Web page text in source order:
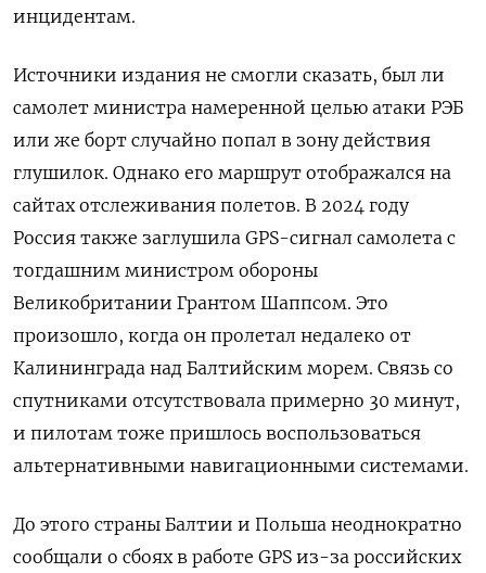
инцидентам.
Источники издания не смогли сказать, был ли
самолет министра намеренной целью атаки РЭБ
или же борт случайно попал в зону действия
глушилок. Однако его маршрут отображался на
сайтах отслеживания полетов. В 2024 году
Россия также заглушила GPS-сигнал самолета с
тогдашним министром обороны
Великобритании Грантом Шаппсом. Это
произошло, когда он пролетал недалеко от
Калининграда над Балтийским морем. Связь со
спутниками отсутствовала примерно 30 минут,
и пилотам тоже пришлось воспользоваться
альтернативными навигационными системами.
До этого страны Балтии и Польша неоднократно
сообщали о сбоях в работе GPS из-за российских